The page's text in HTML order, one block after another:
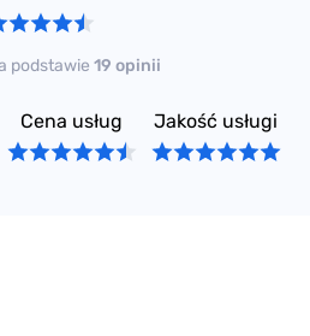
podstawie 19 opinii
Cena usług Jakość usługi